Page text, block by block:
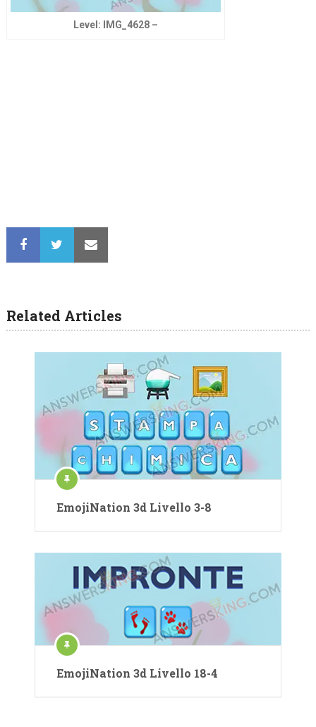
Level: IMG_4628 –
Related Articles
EmojiNation 3d Livello 3-8
EmojiNation 3d Livello 18-4